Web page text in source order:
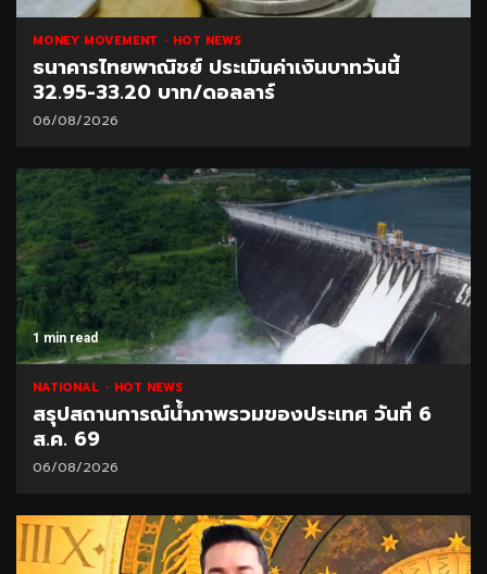
MONEY MOVEMENT HOT NEWS
ธนาคารไทยพาณิชย์ ประเมินค่าเงินบาทวันนี้
32.95-33.20 บาท/ดอลลาร์
06/08/2026
1 min read
NATIONAL HOT NEWS
สรุปสถานการณ์น้ำภาพรวมของประเทศ วันที่ 6
ส.ค. 69
06/08/2026